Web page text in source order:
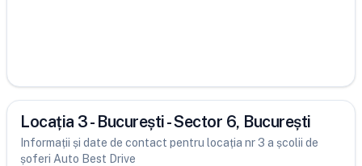
Locația 3 - București - Sector 6, București
Informații și date de contact pentru locația nr 3 a școlii de
șoferi Auto Best Drive